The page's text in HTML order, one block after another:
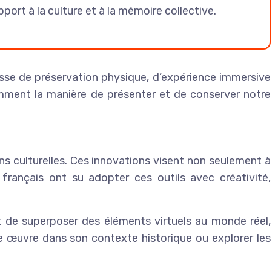
à la culture et à la mémoire collective.
de préservation physique, d’expérience immersive
la manière de présenter et de conserver notre
culturelles. Ces innovations visent non seulement à
ont su adopter ces outils avec créativité,
superposer des éléments virtuels au monde réel,
œuvre dans son contexte historique ou explorer les